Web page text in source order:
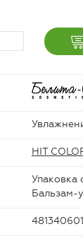
HIT
Упаковка
Бальзам-